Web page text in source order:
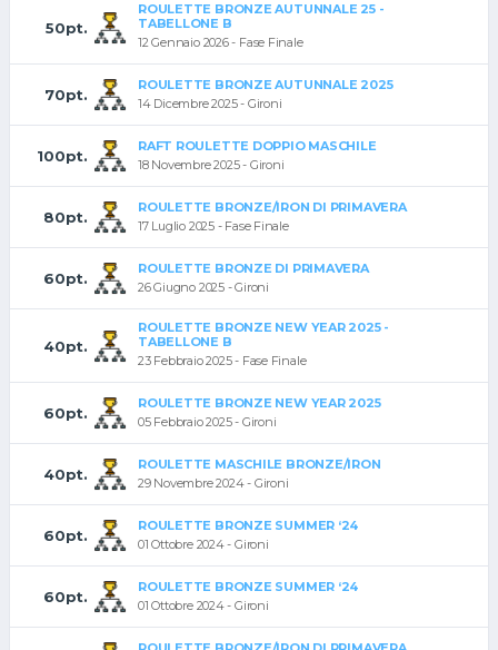
50pt.
ROULETTE BRONZE AUTUNNALE 25 -
TABELLONE B
12 Gennaio 2026 - Fase Finale
70pt.
ROULETTE BRONZE AUTUNNALE 2025
14 Dicembre 2025 - Gironi
100pt.
RAFT ROULETTE DOPPIO MASCHILE
18 Novembre 2025 - Gironi
80pt.
ROULETTE BRONZE/IRON DI PRIMAVERA
17 Luglio 2025 - Fase Finale
60pt.
ROULETTE BRONZE DI PRIMAVERA
26 Giugno 2025 - Gironi
40pt.
ROULETTE BRONZE NEW YEAR 2025 -
TABELLONE B
23 Febbraio 2025 - Fase Finale
60pt.
ROULETTE BRONZE NEW YEAR 2025
05 Febbraio 2025 - Gironi
40pt.
ROULETTE MASCHILE BRONZE/IRON
29 Novembre 2024 - Gironi
60pt.
ROULETTE BRONZE SUMMER ‘24
01 Ottobre 2024 - Gironi
60pt.
ROULETTE BRONZE SUMMER ‘24
01 Ottobre 2024 - Gironi